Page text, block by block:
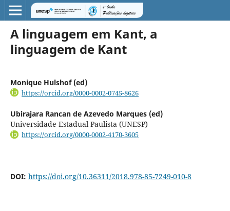
A linguagem em Kant, a
linguagem de Kant
Monique Hulshof (ed)
https://orcid.org/0000-0002-0745-8626
Ubirajara Rancan de Azevedo Marques (ed)
Universidade Estadual Paulista (UNESP)
https://orcid.org/0000-0002-4170-3605
DOI: https://doi.org/10.36311/2018.978-85-7249-010-8